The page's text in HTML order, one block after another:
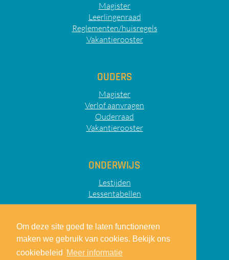
Om deze site goed te laten functioneren
maken we gebruik van cookies. Bekijk ons
cookiebeleid
Meer informatie
Magister
Leerlingenraad
Reglementen/huisregels
Vakantierooster
OUDERS
Magister
Verlof aanvragen
Ouderraad
Vakantierooster
ONDERWIJS
Lestijden
Lessentabellen
Sitemap Privacy